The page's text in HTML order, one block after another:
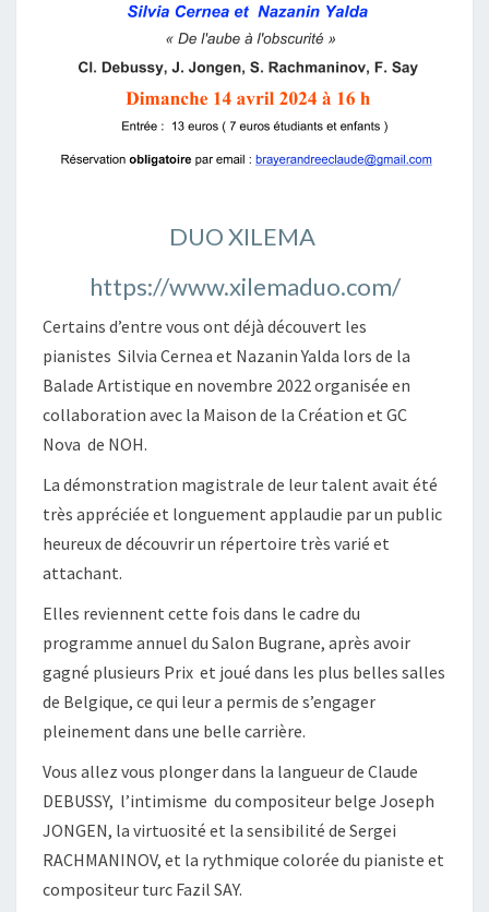
DUO XILEMA
https://www.xilemaduo.com/
Certains d’entre vous ont déjà découvert les
pianistes Silvia Cernea et Nazanin Yalda lors de la
Balade Artistique en novembre 2022 organisée en
collaboration avec la Maison de la Création et GC
Nova de NOH.
La démonstration magistrale de leur talent avait été
très appréciée et longuement applaudie par un public
heureux de découvrir un répertoire très varié et
attachant.
Elles reviennent cette fois dans le cadre du
programme annuel du Salon Bugrane, après avoir
gagné plusieurs Prix et joué dans les plus belles salles
de Belgique, ce qui leur a permis de s’engager
pleinement dans une belle carrière.
Vous allez vous plonger dans la langueur de Claude
DEBUSSY, l’intimisme du compositeur belge Joseph
JONGEN, la virtuosité et la sensibilité de Sergei
RACHMANINOV, et la rythmique colorée du pianiste et
compositeur turc Fazil SAY.